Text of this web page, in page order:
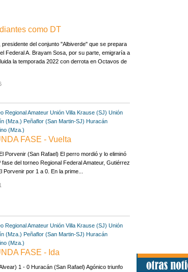
como DT
del conjunto "Albiverde" que se prepara
Federal A. Brayam Sosa, por su parte, emigraría a
la temporada 2022 con derrota en Octavos de
Regional Amateur Unión Villa Krause (SJ) Unión
(Mza.) Peñaflor (San Martin-SJ) Huracán
(Mza.)
FASE - Vuelta
Porvenir (San Rafael) El perro mordió y lo eliminó
del torneo Regional Federal Amateur, Gutiérrez
por 1 a 0. En la prime...
Regional Amateur Unión Villa Krause (SJ) Unión
(Mza.) Peñaflor (San Martin-SJ) Huracán
(Mza.)
FASE - Ida
1 - 0 Huracán (San Rafael) Agónico triunfo